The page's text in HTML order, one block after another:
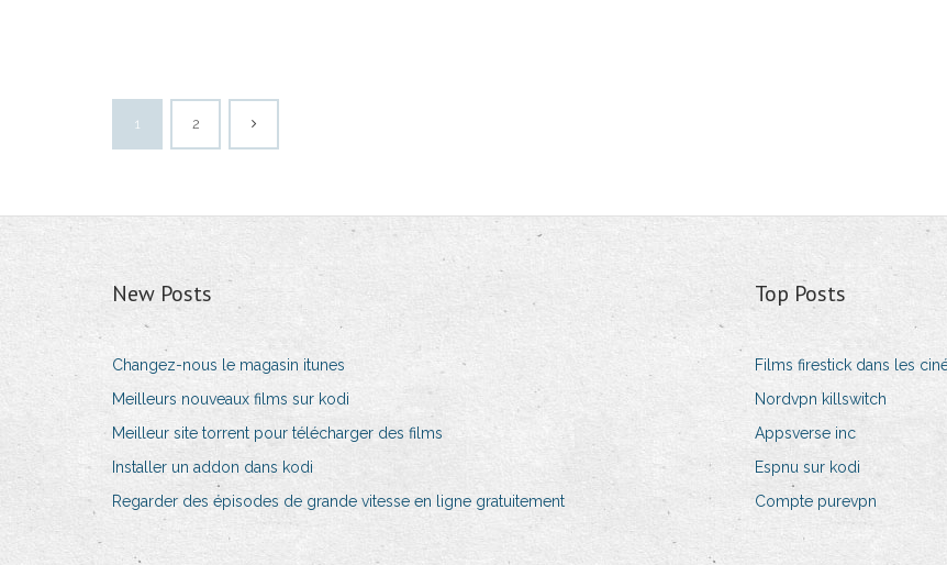
1 2
New Posts
Changez-nous le magasin itunes
Meilleurs nouveaux films sur kodi
Meilleur site torrent pour télécharger des films
Installer un addon dans kodi
Regarder des épisodes de grande vitesse en ligne gratuitement
Top Posts
Films firestick dans les
Nordvpn killswitch
Appsverse inc
Espnu sur kodi
Compte purevpn